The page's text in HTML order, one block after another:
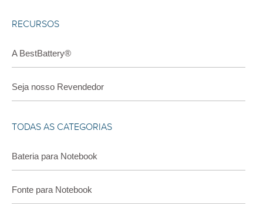
RECURSOS
A BestBattery®
Seja nosso Revendedor
TODAS AS CATEGORIAS
Bateria para Notebook
Fonte para Notebook